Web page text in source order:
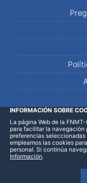
LinkedIn
INFORMACIÓN SOBRE
La página Web de la
para facilitar la navegación
preferencias
empleamos las cookies
personal. Si continúa
Información.